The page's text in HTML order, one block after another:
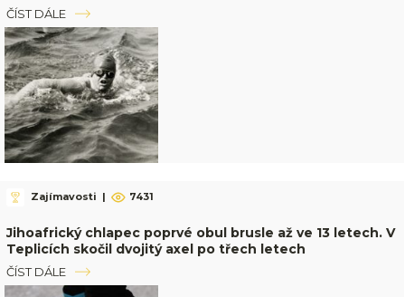
ČÍST DÁLE
Zajímavosti | 7431
Jihoafrický chlapec poprvé obul brusle až ve 13 letech. V
Teplicích skočil dvojitý axel po třech letech
ČÍST DÁLE